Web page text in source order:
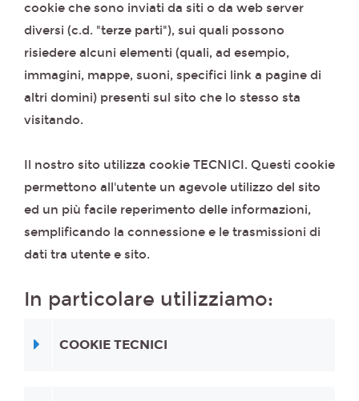
cookie che sono inviati da siti o da web server
diversi (c.d. "terze parti"), sui quali possono
risiedere alcuni elementi (quali, ad esempio,
immagini, mappe, suoni, specifici link a pagine di
altri domini) presenti sul sito che lo stesso sta
visitando.
Il nostro sito utilizza cookie TECNICI. Questi cookie
permettono all'utente un agevole utilizzo del sito
ed un più facile reperimento delle informazioni,
semplificando la connessione e le trasmissioni di
dati tra utente e sito.
In particolare utilizziamo:
COOKIE TECNICI